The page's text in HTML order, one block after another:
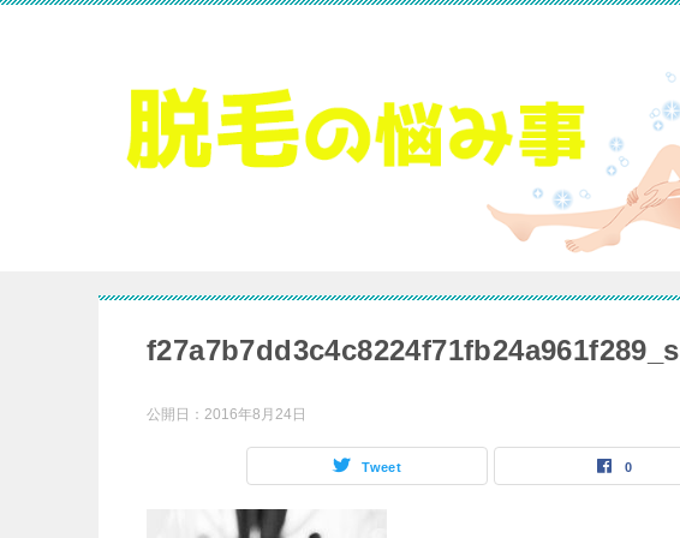
f27a7b7dd3c4c8224f71fb24a961f289_s
公開日： 2016年8月24日
Tweet 0